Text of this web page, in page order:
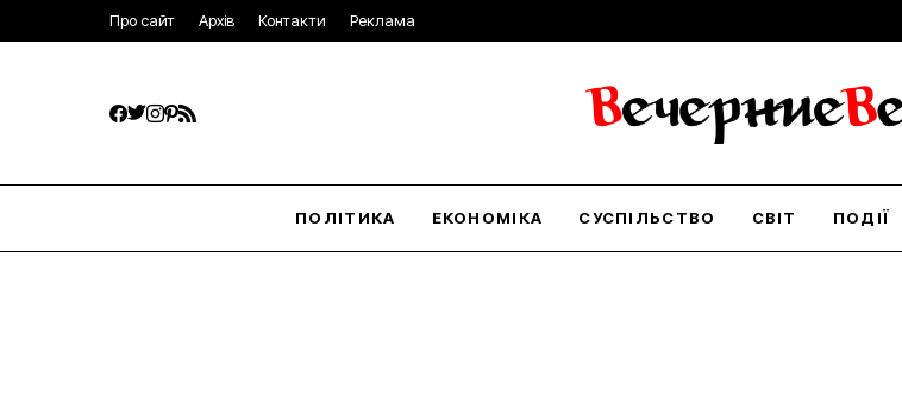
Про сайт Архів Контакти Реклама
ПОЛІТИКА ЕКОНОМІКА СУСПІЛЬСТВО СВІТ ПОДІЇ